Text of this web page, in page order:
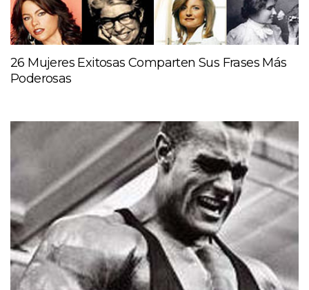
26 Mujeres Exitosas Comparten Sus Frases Más
Poderosas